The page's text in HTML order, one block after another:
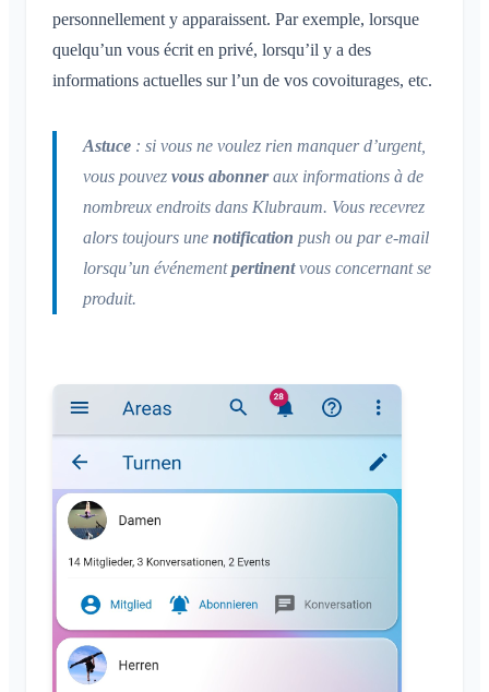
personnellement y apparaissent. Par exemple, lorsque
quelqu’un vous écrit en privé, lorsqu’il y a des
informations actuelles sur l’un de vos covoiturages, etc.
Astuce : si vous ne voulez rien manquer d’urgent,
vous pouvez vous abonneraux informations à de
nombreux endroits dans Klubraum. Vous recevrez
alors toujours une notification push ou par e-mail
lorsqu’un événementpertinentvous concernant se
produit.